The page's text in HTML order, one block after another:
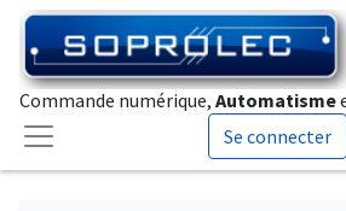
Commande numérique, Automatisme
Se connecter